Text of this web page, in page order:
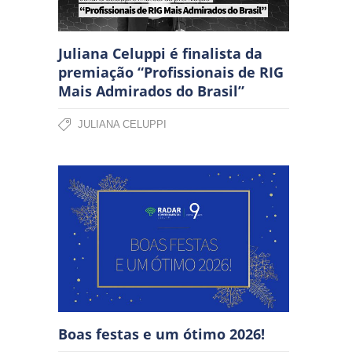
Juliana Celuppi é finalista da
premiação “Profissionais de RIG
Mais Admirados do Brasil”
JULIANA CELUPPI
Boas festas e um ótimo 2026!